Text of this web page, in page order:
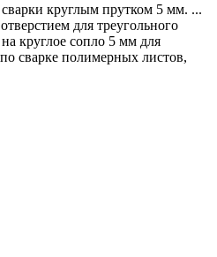
круглым прутком 5 мм. ...
для треугольного
круглое сопло 5 мм для
сварке полимерных листов,